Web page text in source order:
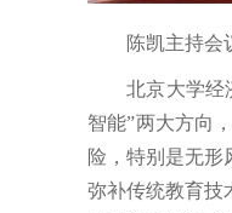
陈凯主持会
北京大学经
智能”两大方向
险，特别是无形
弥补传统教育技